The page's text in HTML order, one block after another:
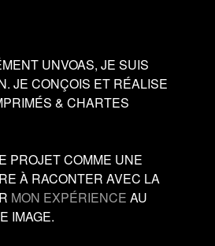
UNVOAS, JE SUIS
JE CONÇOIS ET RÉALISE
& CHARTES
PROJET COMME UNE
À RACONTER AVEC LA
MON EXPÉRIENCE AU
IMAGE.